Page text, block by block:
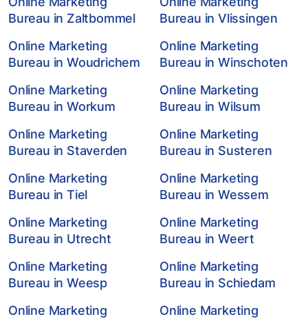
Bureau in Zaltbommel
Bureau in Vlissingen
Online Marketing
Bureau in Woudrichem
Online Marketing
Bureau in Winschoten
Online Marketing
Bureau in Workum
Online Marketing
Bureau in Wilsum
Online Marketing
Bureau in Staverden
Online Marketing
Bureau in Susteren
Online Marketing
Bureau in Tiel
Online Marketing
Bureau in Wessem
Online Marketing
Bureau in Utrecht
Online Marketing
Bureau in Weert
Online Marketing
Bureau in Weesp
Online Marketing
Bureau in Schiedam
Online Marketing
Online Marketing